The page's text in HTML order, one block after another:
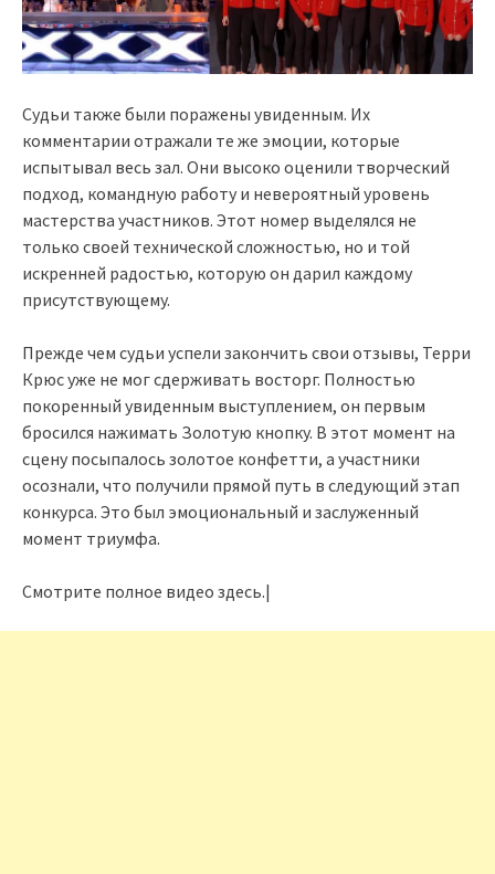
Судьи также были поражены увиденным. Их
комментарии отражали те же эмоции, которые
испытывал весь зал. Они высоко оценили творческий
подход, командную работу и невероятный уровень
мастерства участников. Этот номер выделялся не
только своей технической сложностью, но и той
искренней радостью, которую он дарил каждому
присутствующему.
Прежде чем судьи успели закончить свои отзывы, Терри
Крюс уже не мог сдерживать восторг. Полностью
покоренный увиденным выступлением, он первым
бросился нажимать Золотую кнопку. В этот момент на
сцену посыпалось золотое конфетти, а участники
осознали, что получили прямой путь в следующий этап
конкурса. Это был эмоциональный и заслуженный
момент триумфа.
Смотрите полное видео здесь.|